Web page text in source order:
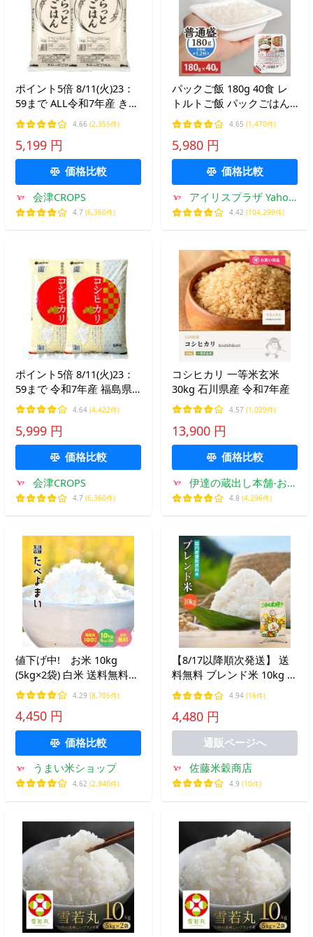
ポイント5倍 8/11(火)23：
59まで ALL令和7年産 きら
っとごはん 白米 送料無料
10kg(5kg×2袋) 米 お米 白
米 コメ こめ 白米 10kg
4.66 (2,355件)
5,199 円
価格比較
会津CROPS
4.7 (6,360件)
パックご飯 180g 40食 レ
トルトご飯 パックごはん
備蓄用 アイリスオーヤマ
米 お米 ひとり暮らし 非常
食 防災 低温製法
4.65 (1,470件)
5,980 円
価格比較
アイリスプラザ Yahoo!
店
4.42 (104,299件)
ポイント5倍 8/11(火)23：
59まで 令和7年産 福島県
産コシヒカリ 白米 送料無
料 10kg(5kg×2袋) 米 お米
白米 コメ こめ 白米 10kg
4.64 (4,422件)
5,999 円
価格比較
会津CROPS
4.7 (6,360件)
コシヒカリ 一等米玄米
30kg 石川県産 令和7年産
4.57 (1,029件)
13,900 円
価格比較
伊達の蔵出し本舗-お米
の匠
4.8 (4,296件)
値下げ中! お米 10kg
(5kg×2袋) 白米 送料無料
安い ブレンド米 アウトレ
ット たべよまい 訳あり う
まい米ショップ
4.29 (8,705件)
4,450 円
価格比較
うまい米ショップ
4.62 (2,940件)
【8/17以降順次発送】 送
料無料 ブレンド米 10kg 国
内産複数原料米 白米 爆買
4.94 (16件)
4,480 円
通販ページへ
佐藤米穀商店
4.9 (10件)